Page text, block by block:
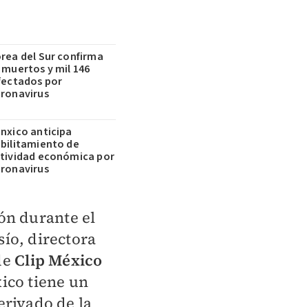
del Sur confirma
muertos y mil 146
por
anticipa
de
económica por
durante el
directora
Clip México
tiene un